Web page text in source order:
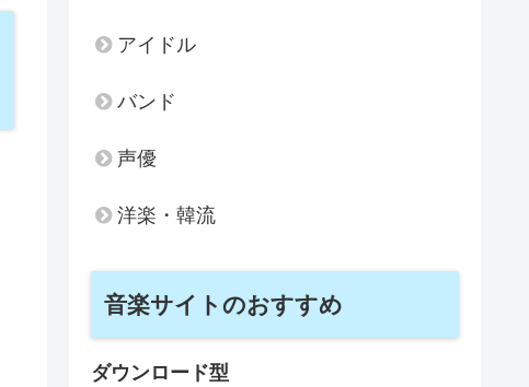
アイドル
バンド
声優
洋楽・韓流
音楽サイトのおすすめ
ダウンロード型